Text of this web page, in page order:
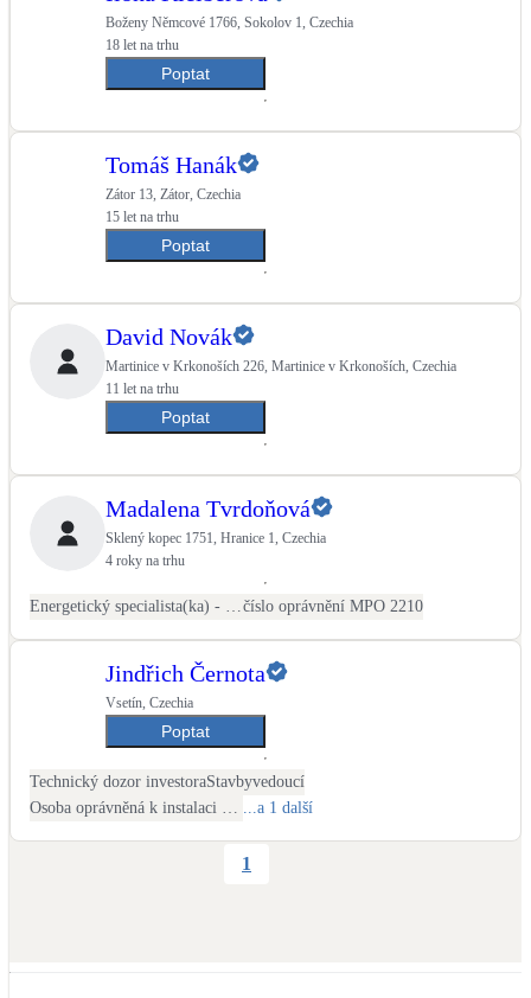
Retence deštové vody
Akumulace dešťovky
Zelená střecha NEW
Vegetační střechy
Větrné elektrárny
Malé i velké turbíny
Boženy Němcové 1766, Sokolov 1, Czechia
18 let na trhu
Poptat
Tomáš Hanák
Zátor 13, Zátor, Czechia
15 let na trhu
Poptat
David Novák
Martinice v Krkonoších 226, Martinice v Krkonoších, Czechia
11 let na trhu
Poptat
Madalena Tvrdoňová
Sklený kopec 1751, Hranice 1, Czechia
4 roky na trhu
číslo oprávnění MPO 2210
Jindřich Černota
Vsetín, Czechia
Poptat
Technický dozor investoraStavbyvedoucí
...a 1 další
1